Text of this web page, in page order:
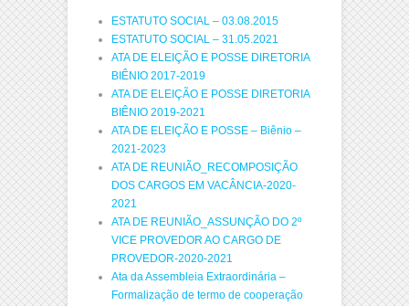
ESTATUTO SOCIAL – 03.08.2015
ESTATUTO SOCIAL – 31.05.2021
ATA DE ELEIÇÃO E POSSE DIRETORIA
BIÊNIO 2017-2019
ATA DE ELEIÇÃO E POSSE DIRETORIA
BIÊNIO 2019-2021
ATA DE ELEIÇÃO E POSSE – Biênio –
2021-2023
ATA DE REUNIÃO_RECOMPOSIÇÃO
DOS CARGOS EM VACÂNCIA-2020-
2021
ATA DE REUNIÃO_ASSUNÇÃO DO 2º
VICE PROVEDOR AO CARGO DE
PROVEDOR-2020-2021
Ata da Assembleia Extraordinária –
Formalização de termo de cooperação